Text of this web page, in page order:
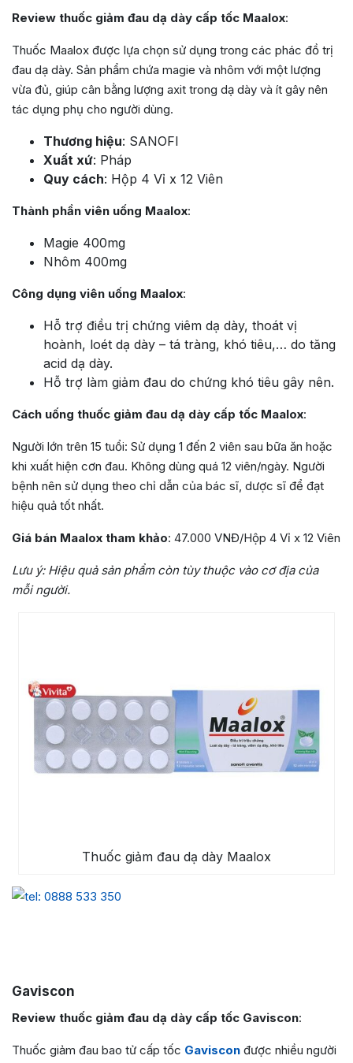
Review thuốc giảm đau dạ dày cấp tốc Maalox:
Thuốc Maalox được lựa chọn sử dụng trong các phác đồ trị
đau dạ dày. Sản phẩm chứa magie và nhôm với một lượng
vừa đủ, giúp cân bằng lượng axit trong dạ dày và ít gây nên
tác dụng phụ cho người dùng.
Thương hiệu: SANOFI
Xuất xứ: Pháp
Quy cách: Hộp 4 Vỉ x 12 Viên
Thành phần viên uống Maalox:
Magie 400mg
Nhôm 400mg
Công dụng viên uống Maalox:
Hỗ trợ điều trị chứng viêm dạ dày, thoát vị
hoành, loét dạ dày – tá tràng, khó tiêu,… do tăng
acid dạ dày.
Hỗ trợ làm giảm đau do chứng khó tiêu gây nên.
Cách uống thuốc giảm đau dạ dày cấp tốc Maalox:
Người lớn trên 15 tuổi: Sử dụng 1 đến 2 viên sau bữa ăn hoặc
khi xuất hiện cơn đau. Không dùng quá 12 viên/ngày. Người
bệnh nên sử dụng theo chỉ dẫn của bác sĩ, dược sĩ để đạt
hiệu quả tốt nhất.
Giá bán Maalox tham khảo: 47.000 VNĐ/Hộp 4 Vỉ x 12 Viên
Lưu ý: Hiệu quả sản phẩm còn tùy thuộc vào cơ địa của
mỗi người.
Thuốc giảm đau dạ dày Maalox
Gaviscon
Review thuốc giảm đau dạ dày cấp tốc Gaviscon:
Thuốc giảm đau bao tử cấp tốc Gaviscon được nhiều người